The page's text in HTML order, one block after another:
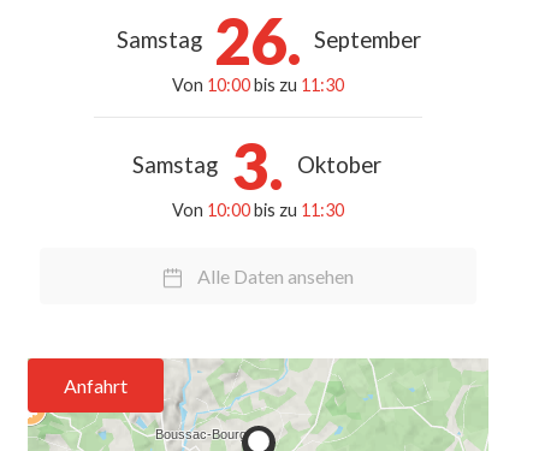
Samstag 26. September
Von 10:00bis zu 11:30
Samstag 3. Oktober
Von 10:00bis zu 11:30
Alle Daten ansehen
Anfahrt